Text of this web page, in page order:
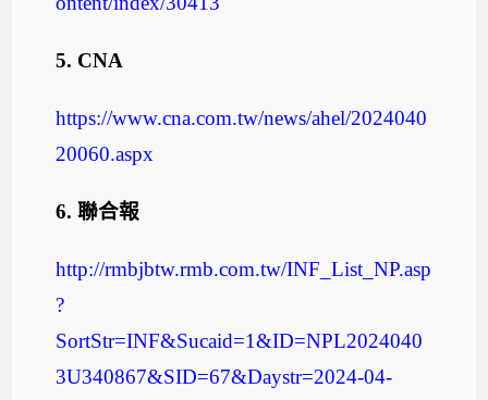
5. CNA
https://www.cna.com.tw/news/ahel/2024040
20060.aspx
6.聯合報
http://rmbjbtw.rmb.com.tw/INF_List_NP.asp
?
SortStr=INF&Sucaid=1&ID=NPL2024040
3U340867&SID=67&Daystr=2024-04-